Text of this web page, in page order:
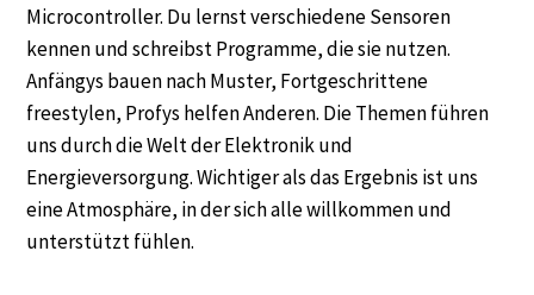
Microcontroller. Du lernst verschiedene Sensoren
kennen und schreibst Programme, die sie nutzen.
Anfängys bauen nach Muster, Fortgeschrittene
freestylen, Profys helfen Anderen. Die Themen führen
uns durch die Welt der Elektronik und
Energieversorgung. Wichtiger als das Ergebnis ist uns
eine Atmosphäre, in der sich alle willkommen und
unterstützt fühlen.